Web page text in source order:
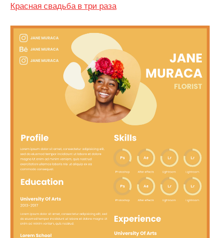
Красная свадьба в три раза